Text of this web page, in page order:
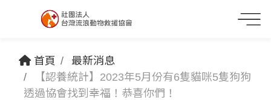
首頁
最新消息
【認養統計】2023年5月份有6隻貓咪5隻狗狗
透過協會找到幸福！恭喜你們！